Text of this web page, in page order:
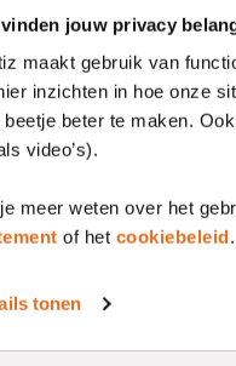
jouw privacy
maakt gebruik van
inzichten in hoe onze
beetje beter te maken.
video’s).
meer weten over het
of het cookiebeleid.
tonen